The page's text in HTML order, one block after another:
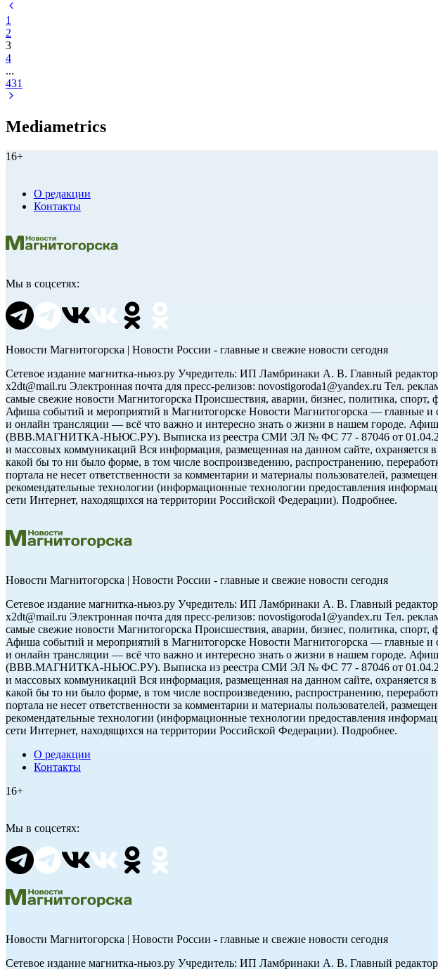
1
2
3
4
...
431
Mediametrics
16+
О редакции
Контакты
Мы в соцсетях:
Новости Магнитогорска | Новости России - главные и свежие новости сегодня
Сетевое издание магнитка-ньюз.ру Учредитель: ИП Ламбринаки А. В. Главный
x2dt@mail.ru Электронная почта для пресс-релизов: novostigoroda1@yandex.ru Тел.
самые свежие новости Магнитогорска Происшествия, аварии, бизнес, политика,
Афиша событий и мероприятий в Магнитогорске Новости Магнитогорска — главные и
и онлайн трансляции — всё что важно и интересно знать о жизни в нашем городе.
(ВВВ.МАГНИТКА-НЬЮС.РУ). Выписка из реестра СМИ ЭЛ № ФС 77 - 87046 от
и массовых коммуникаций Вся информация, размещенная на данном сайте, охраняется
какой бы то ни было форме, в том числе воспроизведению, распространению,
портала не несет ответственности за комментарии и материалы пользователей,
рекомендательные технологии (информационные технологии предоставления
сети Интернет, находящихся на территории Российской Федерации). Подробнее.
Новости Магнитогорска | Новости России - главные и свежие новости сегодня
Сетевое издание магнитка-ньюз.ру Учредитель: ИП Ламбринаки А. В. Главный
x2dt@mail.ru Электронная почта для пресс-релизов: novostigoroda1@yandex.ru Тел.
самые свежие новости Магнитогорска Происшествия, аварии, бизнес, политика,
Афиша событий и мероприятий в Магнитогорске Новости Магнитогорска — главные и
и онлайн трансляции — всё что важно и интересно знать о жизни в нашем городе.
(ВВВ.МАГНИТКА-НЬЮС.РУ). Выписка из реестра СМИ ЭЛ № ФС 77 - 87046 от
и массовых коммуникаций Вся информация, размещенная на данном сайте, охраняется
какой бы то ни было форме, в том числе воспроизведению, распространению,
портала не несет ответственности за комментарии и материалы пользователей,
рекомендательные технологии (информационные технологии предоставления
сети Интернет, находящихся на территории Российской Федерации). Подробнее.
О редакции
Контакты
16+
Мы в соцсетях:
Новости Магнитогорска | Новости России - главные и свежие новости сегодня
Сетевое издание магнитка-ньюз.ру Учредитель: ИП Ламбринаки А. В. Главный